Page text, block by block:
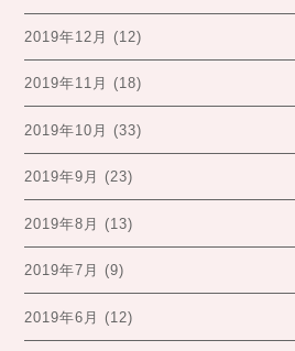
2019年12月 (12)
2019年11月 (18)
2019年10月 (33)
2019年9月 (23)
2019年8月 (13)
2019年7月 (9)
2019年6月 (12)